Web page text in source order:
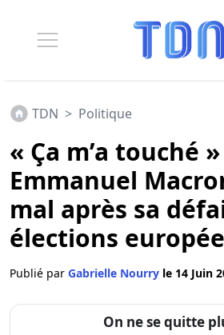
TDN > Politique
« Ça m’a touché
Emmanuel
mal après sa
élections
Publié par Gabrielle Nourry le 14 Juin
On ne se quitte